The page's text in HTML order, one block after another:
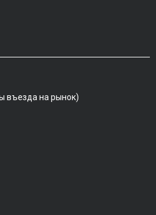
въезда на рынок)